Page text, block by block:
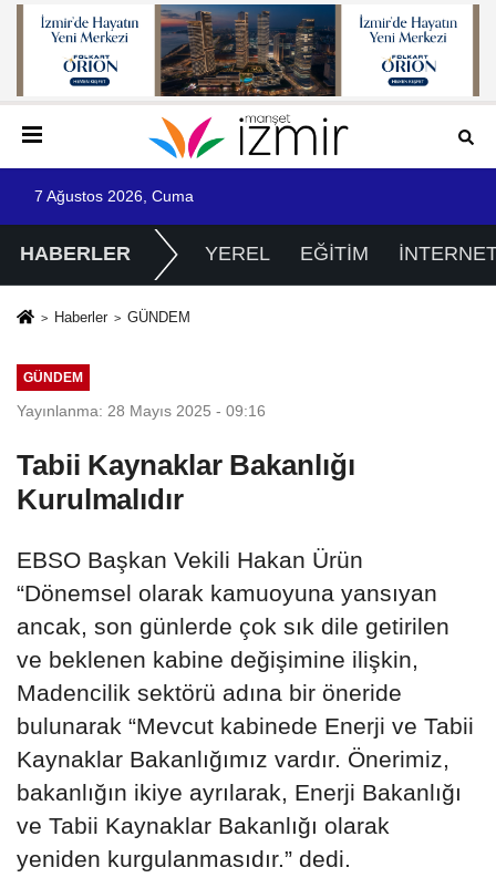
7 Ağustos 2026, Cuma
HABERLER YEREL EĞİTİM
Haberler GÜNDEM
GÜNDEM
Yayınlanma: 28 Mayıs 2025 - 09:16
Tabii Kaynaklar Bakanlığı
Kurulmalıdır
EBSO Başkan Vekili Hakan Ürün
“Dönemsel olarak kamuoyuna yansıyan
ancak, son günlerde çok sık dile getirilen
ve beklenen kabine değişimine ilişkin,
Madencilik sektörü adına bir öneride
bulunarak “Mevcut kabinede Enerji ve Tabii
Kaynaklar Bakanlığımız vardır. Önerimiz,
bakanlığın ikiye ayrılarak, Enerji Bakanlığı
ve Tabii Kaynaklar Bakanlığı olarak
yeniden kurgulanmasıdır.” dedi.